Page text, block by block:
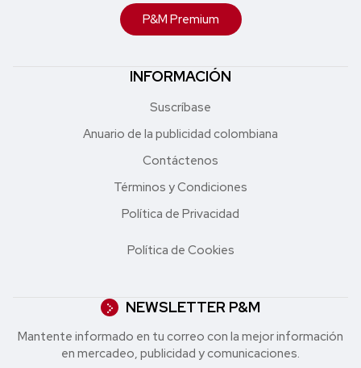
P&M Premium
INFORMACIÓN
Suscríbase
Anuario de la publicidad colombiana
Contáctenos
Términos y Condiciones
Política de Privacidad
Política de Cookies
NEWSLETTER P&M
Mantente informado en tu correo con la mejor in formación
en mercadeo, publicidad y comunicaciones.